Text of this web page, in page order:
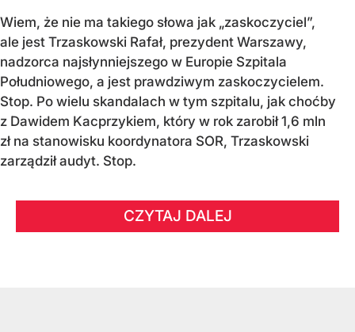
Wiem, że nie ma takiego słowa jak „zaskoczyciel”,
ale jest Trzaskowski Rafał, prezydent Warszawy,
nadzorca najsłynniejszego w Europie Szpitala
Południowego, a jest prawdziwym zaskoczycielem.
Stop. Po wielu skandalach w tym szpitalu, jak choćby
z Dawidem Kacprzykiem, który w rok zarobił 1,6 mln
zł na stanowisku koordynatora SOR, Trzaskowski
zarządził audyt. Stop.
CZYTAJ DALEJ